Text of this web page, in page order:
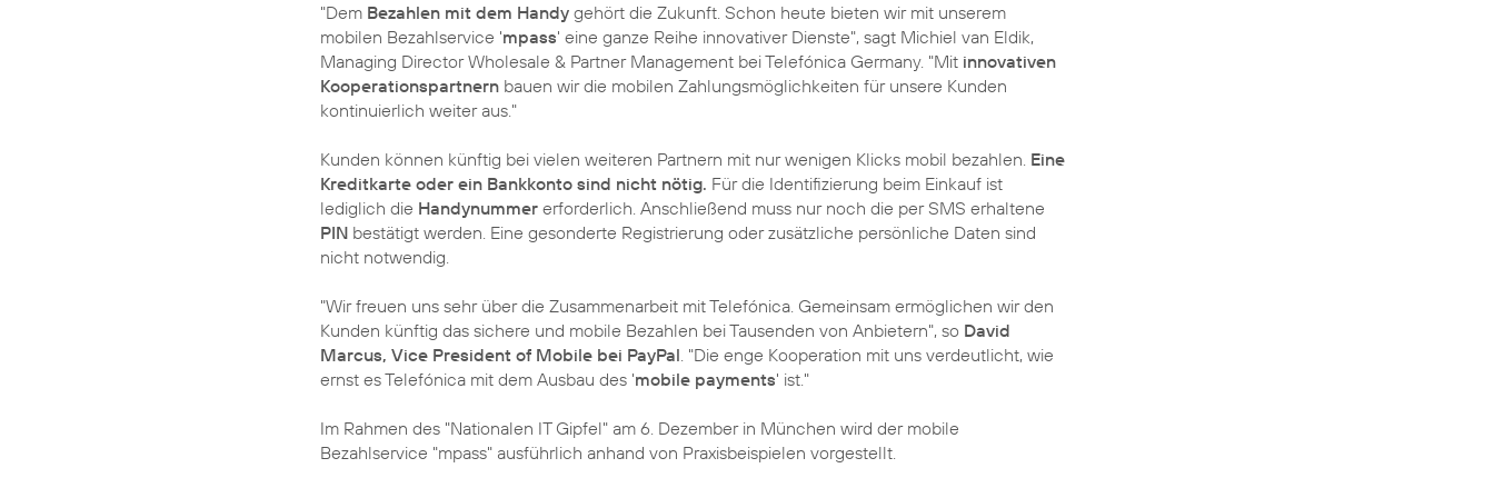
"Dem Bezahlen mit dem Handy gehört die Zukunft. Schon heute bieten wir mit unserem
mobilen Bezahlservice 'mpass' eine ganze Reihe innovativer Dienste", sagt Michiel van Eldik,
Managing Director Wholesale & Partner Management bei Telefónica Germany. "Mit innovativen
Kooperationspartnern bauen wir die mobilen Zahlungsmöglichkeiten für unsere Kunden
kontinuierlich weiter aus."
Kunden können künftig bei vielen weiteren Partnern mit nur wenigen Klicks mobil bezahlen. Eine
Kreditkarte oder ein Bankkonto sind nicht nötig. Für die Identifizierung beim Einkauf ist
lediglich die Handynummer erforderlich. Anschließend muss nur noch die per SMS erhaltene
PIN bestätigt werden. Eine gesonderte Registrierung oder zusätzliche persönliche Daten sind
nicht notwendig.
"Wir freuen uns sehr über die Zusammenarbeit mit Telefónica. Gemeinsam ermöglichen wir den
Kunden künftig das sichere und mobile Bezahlen bei Tausenden von Anbietern", so David
Marcus, Vice President of Mobile bei PayPal. "Die enge Kooperation mit uns verdeutlicht, wie
ernst es Telefónica mit dem Ausbau des 'mobile payments' ist."
Im Rahmen des "Nationalen IT Gipfel" am 6. Dezember in München wird der mobile
Bezahlservice "mpass" ausführlich anhand von Praxisbeispielen vorgestellt.